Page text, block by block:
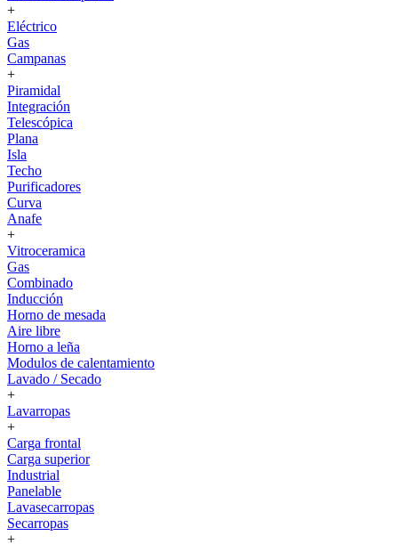
+
Eléctrico
Gas
Campanas
+
Piramidal
Integración
Telescópica
Plana
Isla
Techo
Purificadores
Curva
Anafe
+
Vitroceramica
Gas
Combinado
Inducción
Horno de mesada
Aire libre
Horno a leña
Modulos de calentamiento
Lavado / Secado
+
Lavarropas
+
Carga frontal
Carga superior
Industrial
Panelable
Lavasecarropas
Secarropas
+